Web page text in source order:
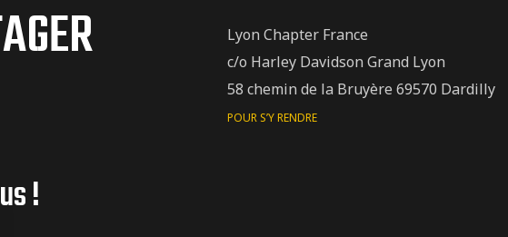
!
Lyon Chapter France
c/o Harley Davidson Grand Lyon
58 chemin de la Bruyère 69570 Dardilly
POUR S’Y RENDRE